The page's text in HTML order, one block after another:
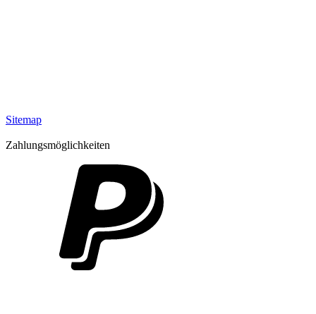
Sitemap
Zahlungsmöglichkeiten